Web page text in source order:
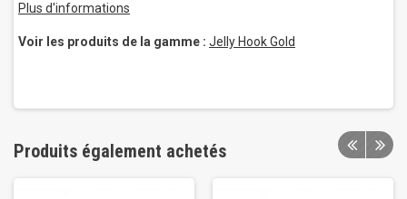
Plus d'informations
Voir les produits de la gamme : Jelly Hook Gold
Produits également achetés